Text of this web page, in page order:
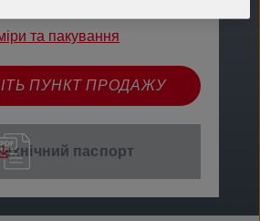
та пакування
ПУНКТ ПРОДАЖУ
паспорт